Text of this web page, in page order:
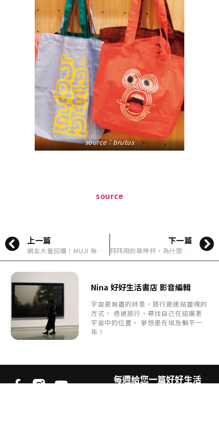
source：brutus
source
上一篇
網友大量回購！MUJI 無印良品「長型線香」實測：每天點一支，把日子慢慢安放好
下一篇
拜拜用的敬神杯，為什麼會讓歐洲人誤會成蛋杯？
Nina 好好生活書店 影音編輯
宇宙是無盡的詩意，旅行是連結靈魂的
方式， 透過旅行，尋找自己在這廣袤
宇宙中的位置。 夢想是在埃及躺平一
年！
每週給您一篇好好生活
提案